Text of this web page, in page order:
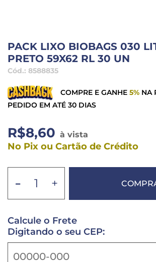
PACK LIXO BIOBAGS 030
PRETO 59X62 RL 30 UN
Cód.: 8588835
COMPRE E GANHE 5% NA
PEDIDO EM ATÉ 30 DIAS
R$8,60 à vista
No Pix ou Cartão de Crédito
- +
Calcule o Frete
Digitando o seu CEP: